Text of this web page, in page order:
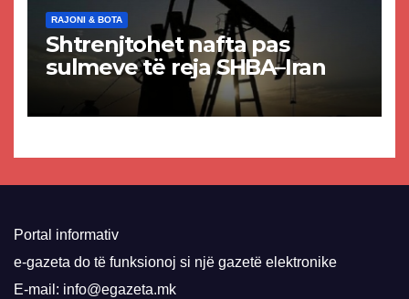
RAJONI & BOTA
Shtrenjtohet nafta pas
sulmeve të reja SHBA–Iran
Portal informativ
e-gazeta do të funksionoj si një gazetë elektronike
E-mail: info@egazeta.mk